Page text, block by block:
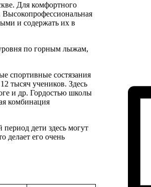
Для комфортного
Высокопрофессиональная
и содержать их в
по горным лыжам,
спортивные состязания
тысяч учеников. Здесь
и др. Гордостью школы
комбинация
дети здесь могут
делает его очень